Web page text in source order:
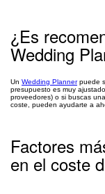
¿Es
Wedding
Un Wedding Plannerpuede
presupuesto es muy
proveedores) o si buscas
coste, pueden ayudarte a
Factores
en el coste